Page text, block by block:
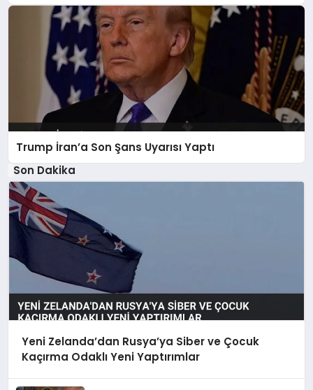
Trump İran’a Son Şans Uyarısı Yaptı
Son Dakika
Yeni Zelanda’dan Rusya’ya Siber ve Çocuk
Kaçırma Odaklı Yeni Yaptırımlar